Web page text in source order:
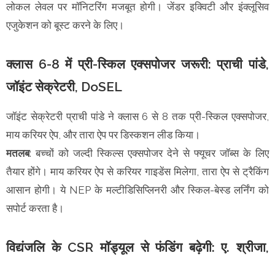
लोकल लेवल पर मॉनिटरिंग मजबूत होगी। जेंडर इक्विटी और इंक्लूसिव
एजुकेशन को बूस्ट करने के लिए।
क्लास 6-8 में प्री-स्किल एक्सपोजर जरूरी: प्राची पांडे,
जॉइंट सेक्रेटरी, DoSEL
जॉइंट सेक्रेटरी प्राची पांडे ने क्लास 6 से 8 तक प्री-स्किल एक्सपोजर,
माय करियर ऐप, और तारा ऐप पर डिस्कशन लीड किया।
मतलब: बच्चों को जल्दी स्किल्स एक्सपोजर देने से फ्यूचर जॉब्स के लिए
तैयार होंगे। माय करियर ऐप से करियर गाइडेंस मिलेगा, तारा ऐप से ट्रैकिंग
आसान होगी। ये NEP के मल्टीडिसिप्लिनरी और स्किल-बेस्ड लर्निंग को
सपोर्ट करता है।
विद्यंजलि के CSR मॉड्यूल से फंडिंग बढ़ेगी: ए. श्रीजा,